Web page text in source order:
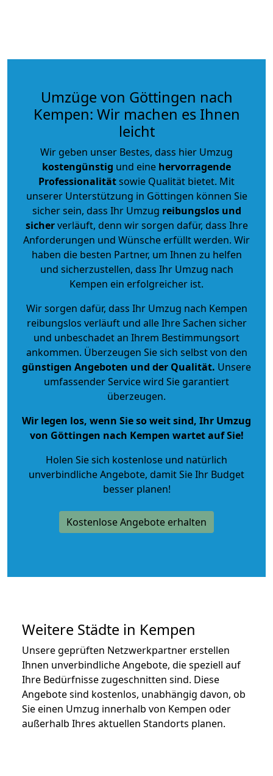
Umzüge von Göttingen nach
Kempen: Wir machen es Ihnen
leicht
Wir geben unser Bestes, dass hier Umzug
kostengünstig und eine hervorragende
Professionalitätsowie Qualität bietet. Mit
unserer Unterstützung in Göttingen können Sie
sicher sein, dass Ihr Umzug reibungslos und
sicherverläuft, denn wir sorgen dafür, dass Ihre
Anforderungen und Wünsche erfüllt werden. Wir
haben die besten Partner, um Ihnen zu helfen
und sicherzustellen, dass Ihr Umzug nach
Kempen ein erfolgreicher ist.
Wir sorgen dafür, dass Ihr Umzug nach Kempen
reibungslos verläuft und alle Ihre Sachen sicher
und unbeschadet an Ihrem Bestimmungsort
ankommen. Überzeugen Sie sich selbst von den
günstigen Angeboten und der Qualität. Unsere
umfassender Service wird Sie garantiert
überzeugen.
Wir legen los, wenn Sie so weit sind, Ihr Umzug
von Göttingen nach Kempen wartet auf Sie!
Holen Sie sich kostenlose und natürlich
unverbindliche Angebote, damit Sie Ihr Budget
besser planen!
Kostenlose Angebote erhalten
Weitere Städte in Kempen
Unsere geprüften Netzwerkpartner erstellen
Ihnen unverbindliche Angebote, die speziell auf
Ihre Bedürfnisse zugeschnitten sind. Diese
Angebote sind kostenlos, unabhängig davon, ob
Sie einen Umzug innerhalb von Kempen oder
außerhalb Ihres aktuellen Standorts planen.